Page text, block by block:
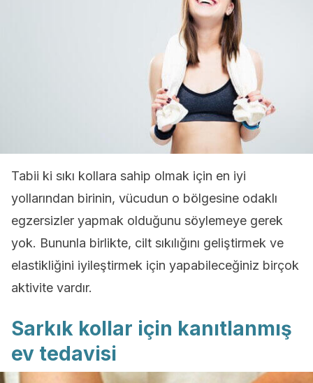
Tabii ki sıkı kollara sahip olmak için en iyi
yollarından birinin, vücudun o bölgesine odaklı
egzersizler yapmak olduğunu söylemeye gerek
yok. Bununla birlikte, cilt sıkılığını geliştirmek ve
elastikliğini iyileştirmek için yapabileceğiniz birçok
aktivite vardır.
Sarkık kollar için kanıtlanmış
ev tedavisi